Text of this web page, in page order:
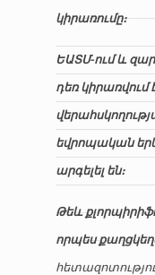
կիրառումը։
ԵԱՏՄ-ում և
դեռ
եվրոպական
արգելել են։
Թեև
որպես